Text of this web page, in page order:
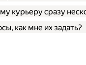
курьеру сразу
как мне их задать?